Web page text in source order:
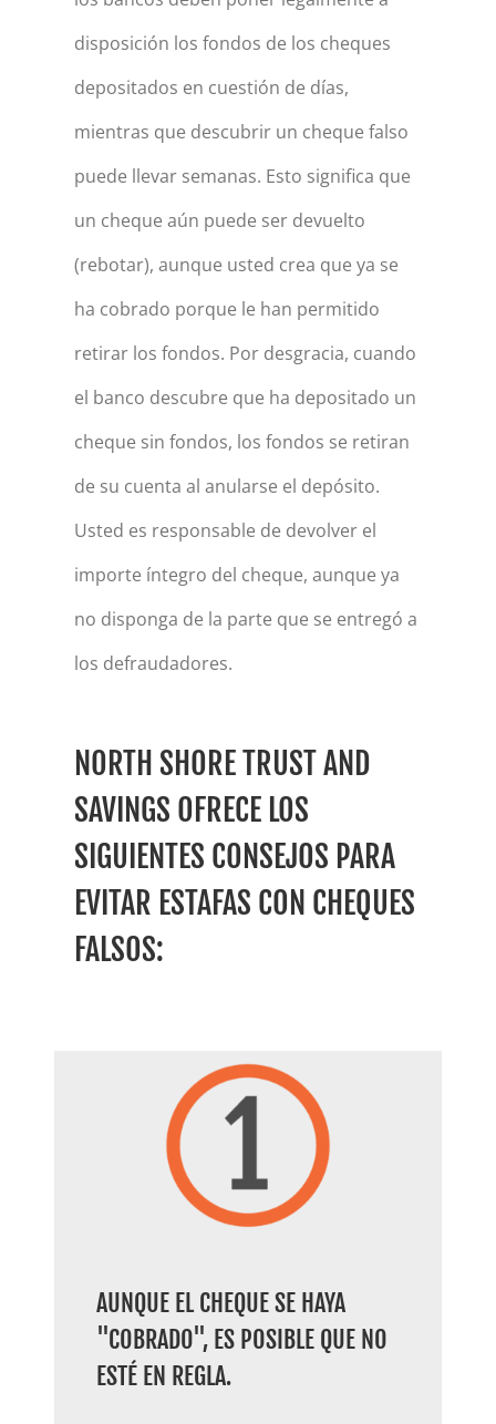
disposición los fondos de los cheques
depositados en cuestión de días,
mientras que descubrir un cheque falso
puede llevar semanas. Esto significa que
un cheque aún puede ser devuelto
(rebotar), aunque usted crea que ya se
ha cobrado porque le han permitido
retirar los fondos. Por desgracia, cuando
el banco descubre que ha depositado un
cheque sin fondos, los fondos se retiran
de su cuenta al anularse el depósito.
Usted es responsable de devolver el
importe íntegro del cheque, aunque ya
no disponga de la parte que se entregó a
los defraudadores.
NORTH SHORE TRUST AND
SAVINGS OFRECE LOS
SIGUIENTES CONSEJOS PARA
EVITAR ESTAFAS CON CHEQUES
FALSOS:
AUNQUE EL CHEQUE SE HAYA
"COBRADO", ES POSIBLE QUE NO
ESTÉ EN REGLA.